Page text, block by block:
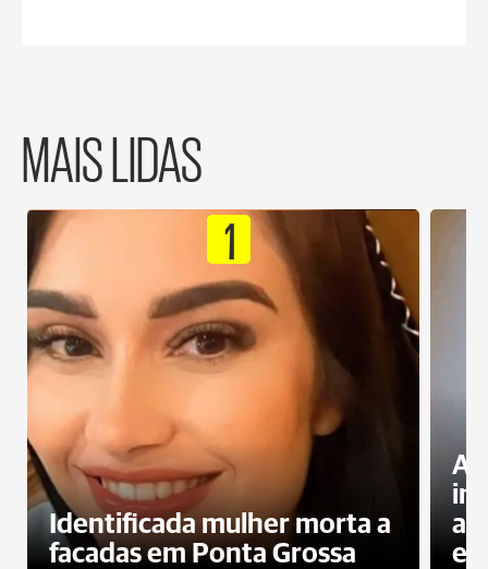
MAIS LIDAS
1
Identificada mulher morta a
facadas em Ponta Grossa